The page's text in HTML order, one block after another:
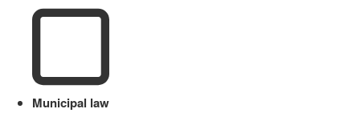
Municipal law